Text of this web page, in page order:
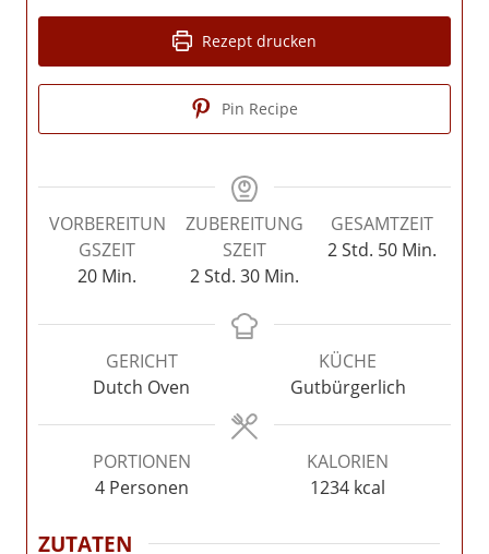
Rezept drucken
Pin Recipe
VORBEREITUN
GSZEIT
20Minuten
Min.
ZUBEREITUNG
SZEIT
2Stunden
Std. 30Minuten
Min.
GESAMTZEIT
2Stunden
Std. 50Minuten
Min.
GERICHT
Dutch Oven
KÜCHE
Gutbürgerlich
PORTIONEN
4 Personen
KALORIEN
1234 kcal
ZUTATEN